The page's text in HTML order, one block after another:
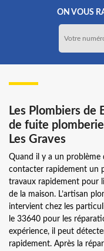
ON VOUS
Les Plombiers de
de fuite
Les Graves
Quand il y a un
contacter rapidement un
travaux rapidement pour
de la maison. L’artisan
intervient chez les
le 33640 pour les
expérience, il peut
rapidement. Après la